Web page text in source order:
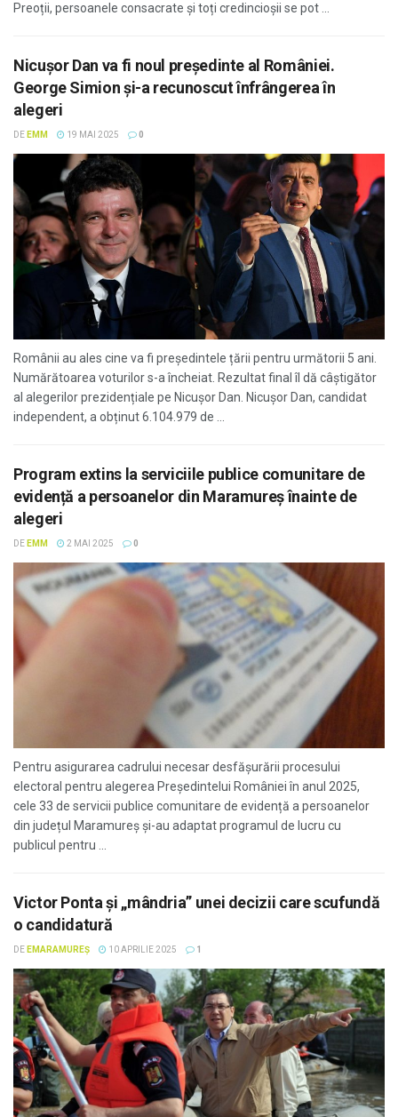
Preoții, persoanele consacrate și toți credincioșii se pot ...
Nicușor Dan va fi noul președinte al României.
George Simion și-a recunoscut înfrângerea în
alegeri
DE EMM 19 MAI 2025 0
Românii au ales cine va fi președintele țării pentru următorii 5 ani.
Numărătoarea voturilor s-a încheiat. Rezultat final îl dă câștigător
al alegerilor prezidențiale pe Nicușor Dan. Nicușor Dan, candidat
independent, a obținut 6.104.979 de ...
Program extins la serviciile publice comunitare de
evidență a persoanelor din Maramureș înainte de
alegeri
DE EMM 2 MAI 2025 0
Pentru asigurarea cadrului necesar desfășurării procesului
electoral pentru alegerea Președintelui României în anul 2025,
cele 33 de servicii publice comunitare de evidență a persoanelor
din județul Maramureș și-au adaptat programul de lucru cu
publicul pentru ...
Victor Ponta și „mândria” unei decizii care scufundă
o candidatură
DE EMARAMUREȘ 10 APRILIE 2025 1